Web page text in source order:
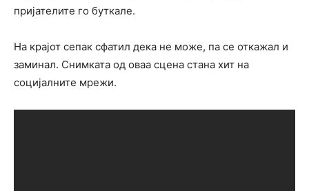
пријателите го буткале.
На крајот сепак сфатил дека не може, па се откажал и
заминал. Снимката од оваа сцена стана хит на
социјалните мрежи.